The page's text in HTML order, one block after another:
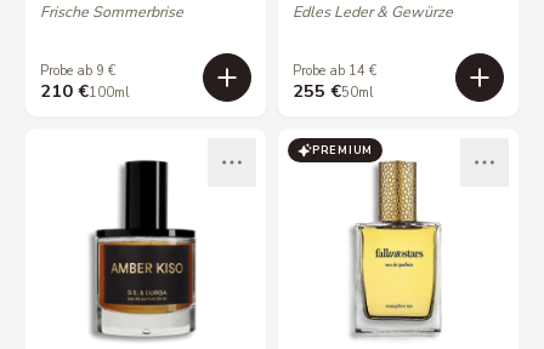
Frische Sommerbrise
Probe ab 9 €
210 €100ml
Edles Leder & Gewürze
Probe ab 14 €
255 €50ml
PREMIUM